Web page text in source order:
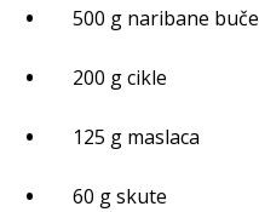
500 g naribane buče
200 g cikle
125 g maslaca
60 g skute